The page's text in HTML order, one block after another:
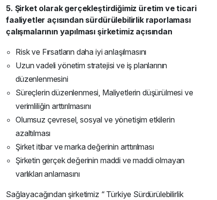
5. Şirket olarak gerçekleştirdiğimiz üretim ve ticari
faaliyetler açısından sürdürülebilirlik raporlaması
çalışmalarının yapılması şirketimiz açısından
Risk ve Fırsatların daha iyi anlaşılmasını
Uzun vadeli yönetim stratejisi ve iş planlarının
düzenlenmesini
Süreçlerin düzenlenmesi, Maliyetlerin düşürülmesi ve
verimliliğin arttırılmasını
Olumsuz çevresel, sosyal ve yönetişim etkilerin
azaltılması
Şirket itibar ve marka değerinin arttırılması
Şirketin gerçek değerinin maddi ve maddi olmayan
varlıkları anlamasını
Sağlayacağından şirketimiz “ Türkiye Sürdürülebilirlik